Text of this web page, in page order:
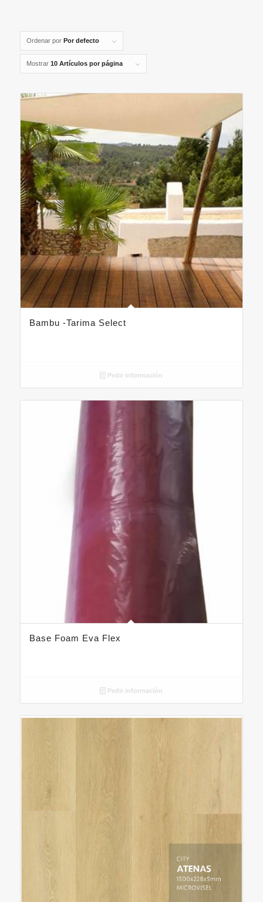
Ordenar por Por defecto
Mostrar 10 Artículos por página
Bambu -Tarima Select
Pedir información
Base Foam Eva Flex
Pedir información